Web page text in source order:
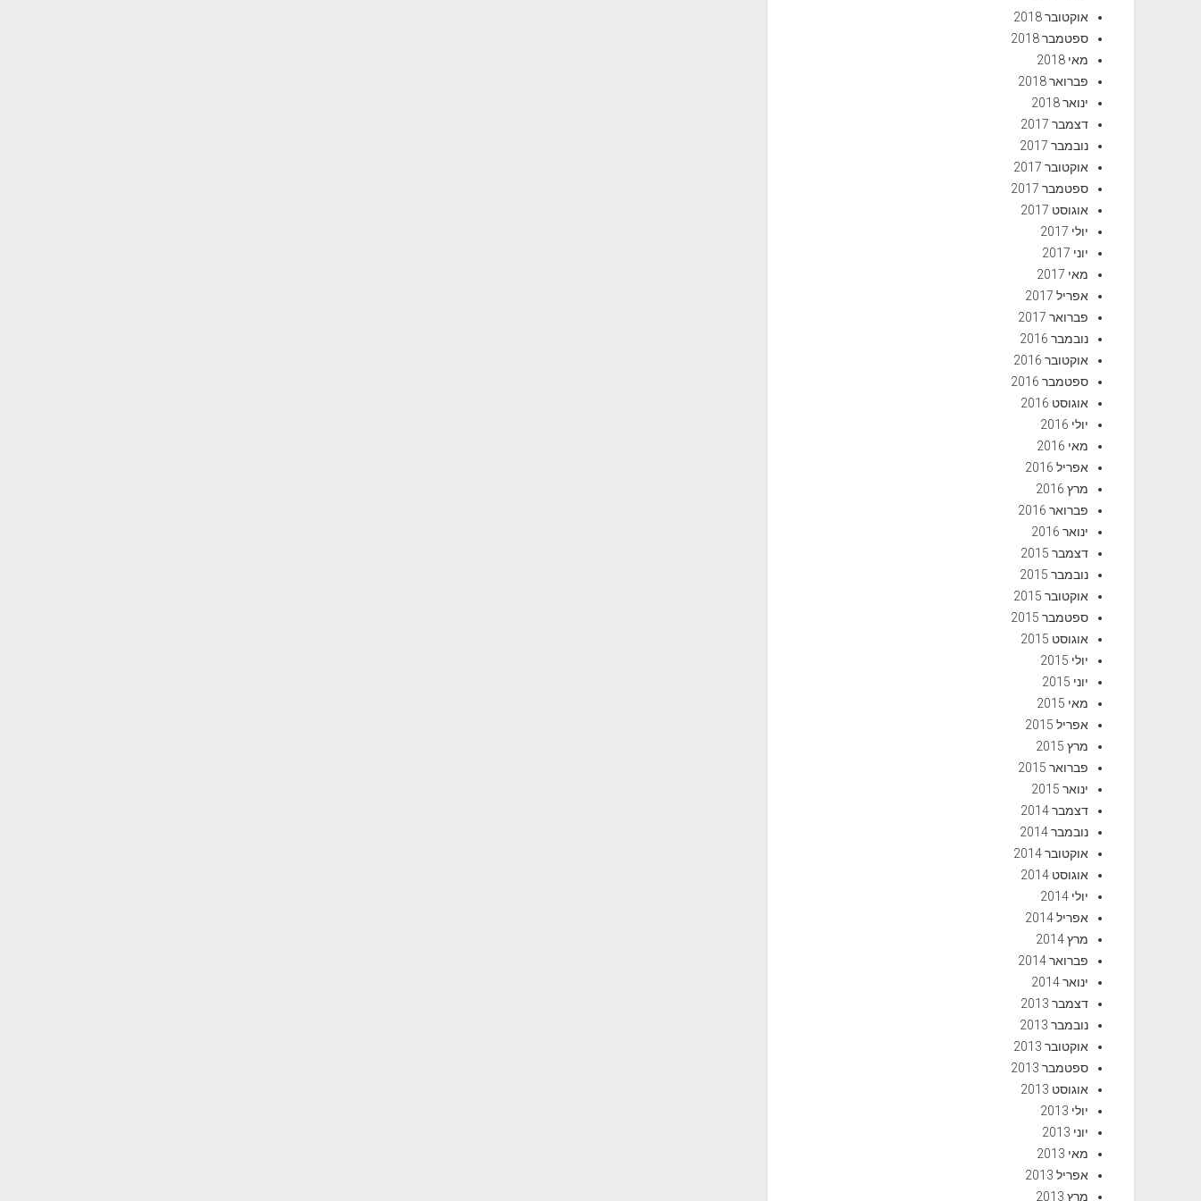
אוקטובר 2018
ספטמבר 2018
מאי 2018
פברואר 2018
ינואר 2018
דצמבר 2017
נובמבר 2017
אוקטובר 2017
ספטמבר 2017
אוגוסט 2017
יולי 2017
יוני 2017
מאי 2017
אפריל 2017
פברואר 2017
נובמבר 2016
אוקטובר 2016
ספטמבר 2016
אוגוסט 2016
יולי 2016
מאי 2016
אפריל 2016
מרץ 2016
פברואר 2016
ינואר 2016
דצמבר 2015
נובמבר 2015
אוקטובר 2015
ספטמבר 2015
אוגוסט 2015
יולי 2015
יוני 2015
מאי 2015
אפריל 2015
מרץ 2015
פברואר 2015
ינואר 2015
דצמבר 2014
נובמבר 2014
אוקטובר 2014
אוגוסט 2014
יולי 2014
אפריל 2014
מרץ 2014
פברואר 2014
ינואר 2014
דצמבר 2013
נובמבר 2013
אוקטובר 2013
ספטמבר 2013
אוגוסט 2013
יולי 2013
יוני 2013
מאי 2013
אפריל 2013
מרץ 2013